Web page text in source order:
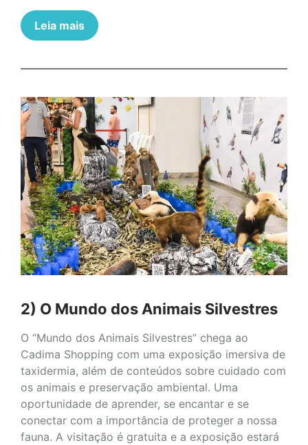
Leia mais
2) O Mundo dos Animais Silvestres
O “Mundo dos Animais Silvestres” chega ao
Cadima Shopping com uma exposição imersiva de
taxidermia, além de conteúdos sobre cuidado com
os animais e preservação ambiental. Uma
oportunidade de aprender, se encantar e se
conectar com a importância de proteger a nossa
fauna. A visitação é gratuita e a exposição estará